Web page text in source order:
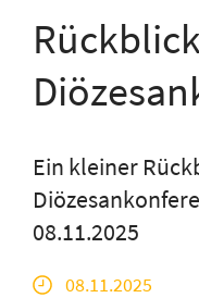
Ein kleiner
08.11.2025
08.11.2025